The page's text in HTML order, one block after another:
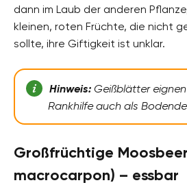
dann im Laub der anderen
kleinen, roten Früchte, die nicht
sollte, ihre Giftigkeit ist unklar.
Hinweis: Geißblätter
Rankhilfe auch als
Großfrüchtige
macrocarpon) – essbar